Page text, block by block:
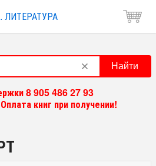
ЛИТЕРАТУРА
Найти
8 905 486 27 93
книг при получении!